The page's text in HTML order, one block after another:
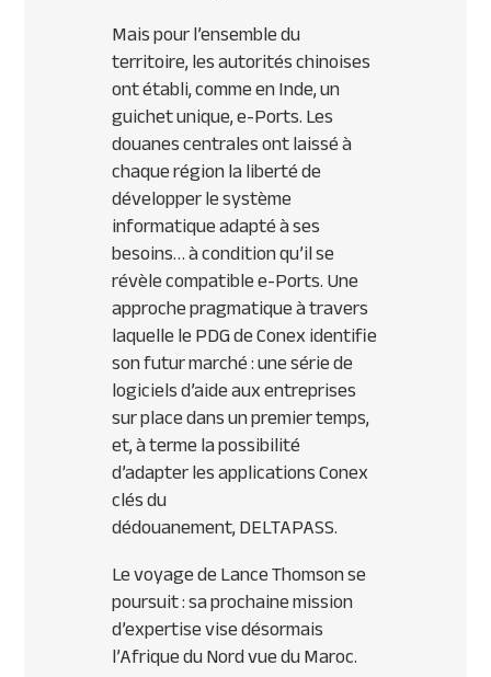
Mais pour l’ensemble du
territoire, les autorités chinoises
ont établi, comme en Inde, un
guichet unique, e-Ports. Les
douanes centrales ont laissé à
chaque région la liberté de
développer le système
informatique adapté à ses
besoins… à condition qu’il se
révèle compatible e-Ports. Une
approche pragmatique à travers
laquelle lePDGde Conex identifie
son futur marché : une série de
logiciels d’aide aux entreprises
sur place dans un premier temps,
et, à terme la possibilité
d’adapter les applications Conex
clés du
dédouanement,DELTAPASS.
Le voyage de Lance Thomson se
poursuit : sa prochaine mission
d’expertise vise désormais
l’Afrique du Nord vue du Maroc.